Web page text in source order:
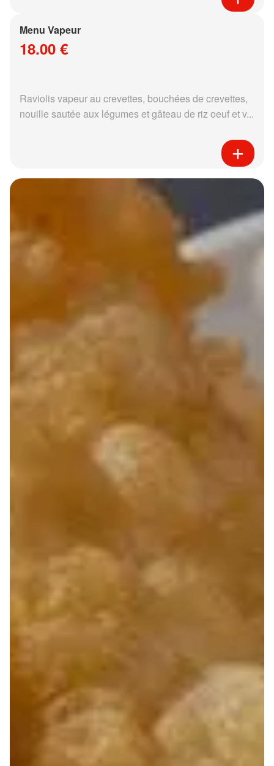
Menu Vapeur
18.00 €
Raviolis vapeur au crevettes, bouchées de crevettes,
nouille sautée aux légumes et gâteau de riz oeuf et v...